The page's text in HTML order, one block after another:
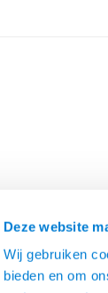
Deze website
Wij gebruiken
bieden en om